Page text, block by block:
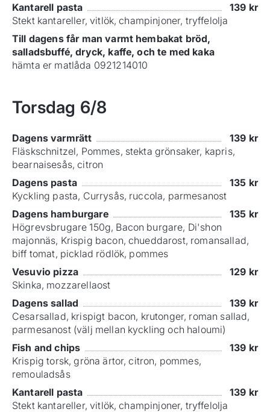
Kantarell pasta
139 kr
Stekt kantareller, vitlök, champinjoner, tryffelolja
Till dagens får man varmt hembakat bröd,
salladsbuffé, dryck, kaffe, och te med kaka
hämta er matlåda 0921214010
Torsdag 6/8
Dagens varmrätt 139 kr
Fläskschnitzel, Pommes, stekta grönsaker, kapris,
bearnaisesås, citron
Dagens pasta
135 kr
Kyckling pasta, Currysås, ruccola, parmesanost
Dagens hamburgare
135 kr
Högrevsbrugare 150g, Bacon burgare, Di'shon
majonnäs, Krispig bacon, chueddarost, romansallad,
biff tomat, picklad rödlök, pommes
Vesuvio pizza
129 kr
Skinka, mozzarellaost
Dagens sallad
139 kr
Cesarsallad, krispigt bacon, krutonger, roman sallad,
parmesanost (välj mellan kyckling och haloumi)
Fish and chips
139 kr
Krispig torsk, gröna ärtor, citron, pommes,
remouladsås
Kantarell pasta
139 kr
Stekt kantareller, vitlök, champinjoner, tryffelolja